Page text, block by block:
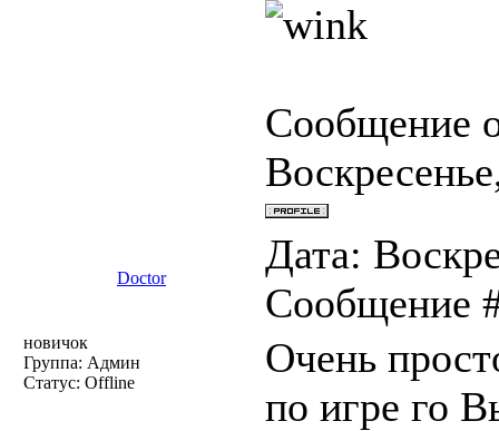
Сообщение
Doctor
Дата:
Сообщение
новичок
Группа: Админ
Статус: Offline
Очень
по игре го